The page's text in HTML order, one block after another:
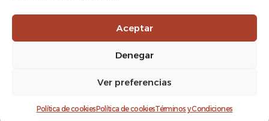
Aceptar
Denegar
Ver preferencias
Política de cookiesPolítica de cookiesTérminos y Condiciones
Terminos y condiciones
Log In